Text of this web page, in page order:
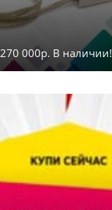
000р. В наличии!